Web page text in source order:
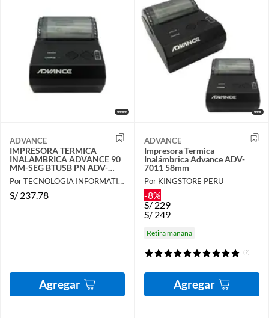
ADVANCE
IMPRESORA TERMICA
INALAMBRICA ADVANCE 90
MM-SEG BTUSB PN ADV-
7011N
Por TECNOLOGIA INFORMATICA Y CONSULTORIA
S/ 237.78
Agregar
ADVANCE
Impresora Termica
Inalámbrica Advance ADV-
7011 58mm
Por KINGSTORE PERU
-8%
S/229
S/ 249
Retira mañana
(2)
Agregar